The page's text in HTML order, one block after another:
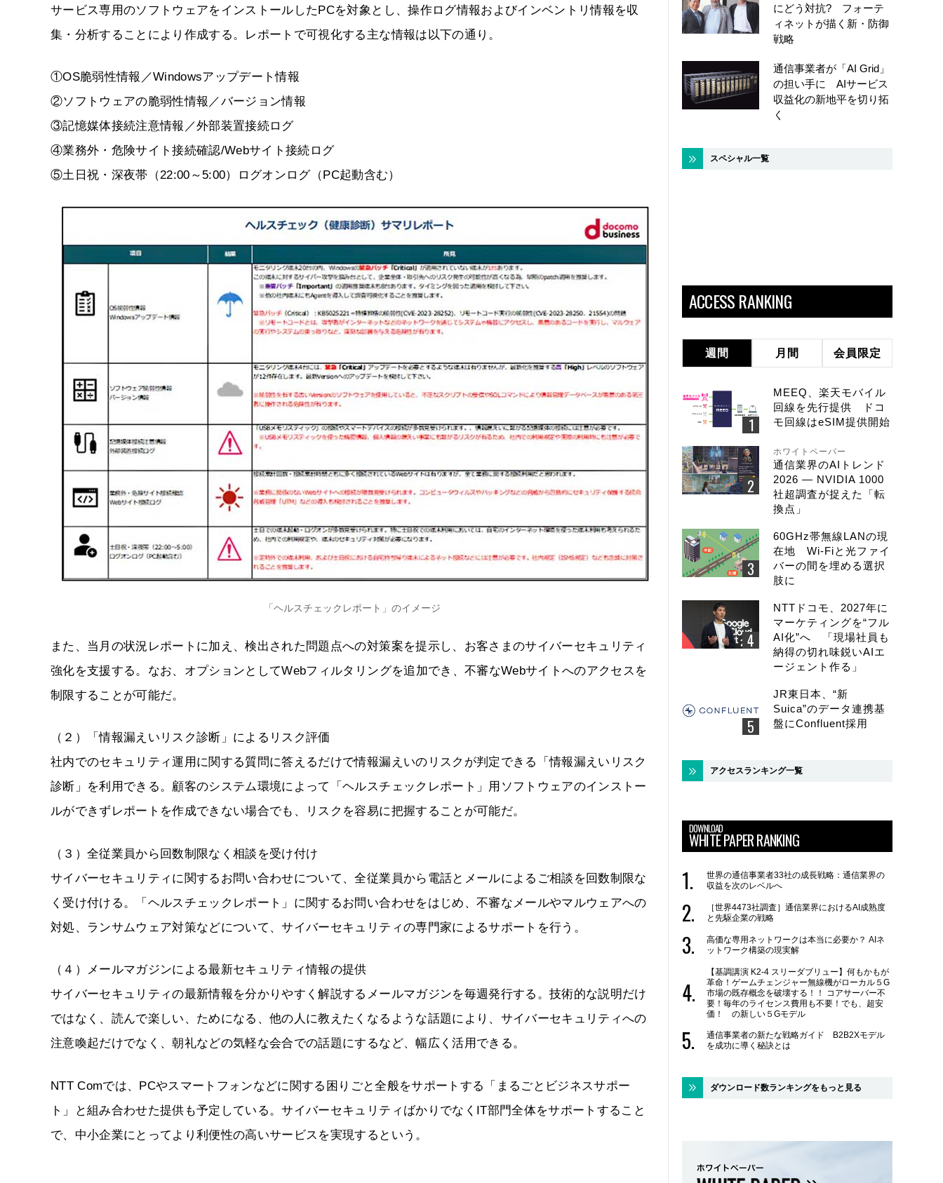
サービス専用のソフトウェアをインストールしたPCを対象とし、操作ログ情報およびインベントリ情報を収
集・分析することにより作成する。レポートで可視化する主な情報は以下の通り。
①OS脆弱性情報／Windowsアップデート情報
②ソフトウェアの脆弱性情報／バージョン情報
③記憶媒体接続注意情報／外部装置接続ログ
④業務外・危険サイト接続確認/Webサイト接続ログ
⑤土日祝・深夜帯（22:00～5:00）ログオンログ（PC起動含む）
「ヘルスチェックレポート」のイメージ
また、当月の状況レポートに加え、検出された問題点への対策案を提示し、お客さまのサイバーセキュリティ
強化を支援する。なお、オプションとしてWebフィルタリングを追加でき、不審なWebサイトへのアクセスを
制限することが可能だ。
（２）「情報漏えいリスク診断」によるリスク評価
社内でのセキュリティ運用に関する質問に答えるだけで情報漏えいのリスクが判定できる「情報漏えいリスク
診断」を利用できる。顧客のシステム環境によって「ヘルスチェックレポート」用ソフトウェアのインストー
ルができずレポートを作成できない場合でも、リスクを容易に把握することが可能だ。
（３）全従業員から回数制限なく相談を受け付け
サイバーセキュリティに関するお問い合わせについて、全従業員から電話とメールによるご相談を回数制限な
く受け付ける。「ヘルスチェックレポート」に関するお問い合わせをはじめ、不審なメールやマルウェアへの
対処、ランサムウェア対策などについて、サイバーセキュリティの専門家によるサポートを行う。
（４）メールマガジンによる最新セキュリティ情報の提供
サイバーセキュリティの最新情報を分かりやすく解説するメールマガジンを毎週発行する。技術的な説明だけ
ではなく、読んで楽しい、ためになる、他の人に教えたくなるような話題により、サイバーセキュリティへの
注意喚起だけでなく、朝礼などの気軽な会合での話題にするなど、幅広く活用できる。
NTT Comでは、PCやスマートフォンなどに関する困りごと全般をサポートする「まるごとビジネスサポー
ト」と組み合わせた提供も予定している。サイバーセキュリティばかりでなくIT部門全体をサポートすること
で、中小企業にとってより利便性の高いサービスを実現するという。
にどう対抗? フォーテ
ィネットが描く新・防御
戦略
通信事業者が「AI Grid」
の担い手に AIサービス
収益化の新地平を切り拓
く
スペシャル一覧
ACCESS RANKING
週間 月間 会員限定
MEEQ、楽天モバイル
回線を先行提供 ドコ
モ回線はeSIM提供開始
ホワイトペーパー
通信業界のAIトレンド
2026 ― NVIDIA 1000
社超調査が捉えた「転
換点」
60GHz帯無線LANの現
在地 Wi-Fiと光ファイ
バーの間を埋める選択
肢に
NTTドコモ、2027年に
マーケティングを“フル
AI化”へ 「現場社員も
納得の切れ味鋭いAIエ
ージェント作る」
JR東日本、“新
Suica”のデータ連携基
盤にConfluent採用
アクセスランキング一覧
DOWNLOAD
WHITE PAPER RANKING
世界の通信事業者33社の成長戦略：通信業界の
収益を次のレベルへ
［世界4473社調査］通信業界におけるAI成熟度
と先駆企業の戦略
高価な専用ネットワークは本当に必要か？ AIネ
ットワーク構築の現実解
【基調講演 K2-4 スリーダブリュー】何もかもが
革命！ゲームチェンジャー無線機がローカル５G
市場の既存概念を破壊する！！ コアサーバー不
要！毎年のライセンス費用も不要！でも、超安
価！ の新しい５Gモデル
通信事業者の新たな戦略ガイド B2B2Xモデル
を成功に導く秘訣とは
ダウンロード数ランキングをもっと見る